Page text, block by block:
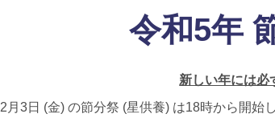
令和5年
新しい年には必
2月3日 (金) の節分祭 (星供養) は18時から開始